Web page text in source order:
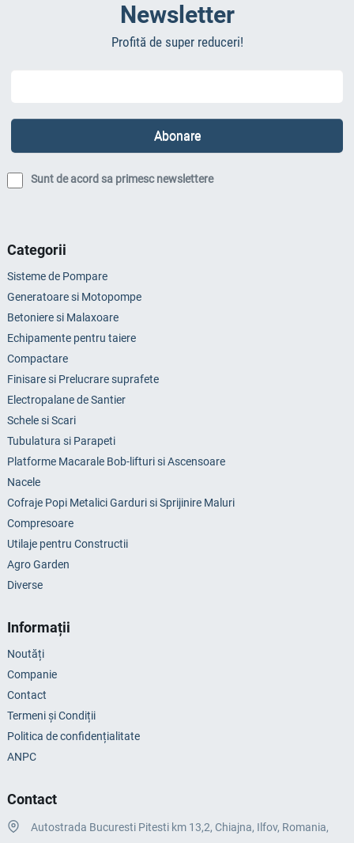
Newsletter
Profită de super reduceri!
Sunt de acord sa primesc newslettere
Categorii
Sisteme de Pompare
Generatoare si Motopompe
Betoniere si Malaxoare
Echipamente pentru taiere
Compactare
Finisare si Prelucrare suprafete
Electropalane de Santier
Schele si Scari
Tubulatura si Parapeti
Platforme Macarale Bob-lifturi si Ascensoare
Nacele
Cofraje Popi Metalici Garduri si Sprijinire Maluri
Compresoare
Utilaje pentru Constructii
Agro Garden
Diverse
Informații
Noutăți
Companie
Contact
Termeni și Condiții
Politica de confidențialitate
ANPC
Contact
Autostrada Bucuresti Pitesti km 13,2, Chiajna, Ilfov, Romania,